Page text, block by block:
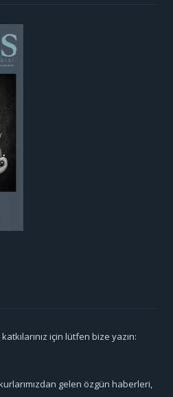
için lütfen bize yazın:
gelen özgün haberleri,